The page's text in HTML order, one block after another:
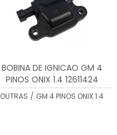
BOBINA DE IGNICAO GM 4
PINOS ONIX 1.4 12611424
GN10639
OUTRAS / GM 4 PINOS ONIX 1.4